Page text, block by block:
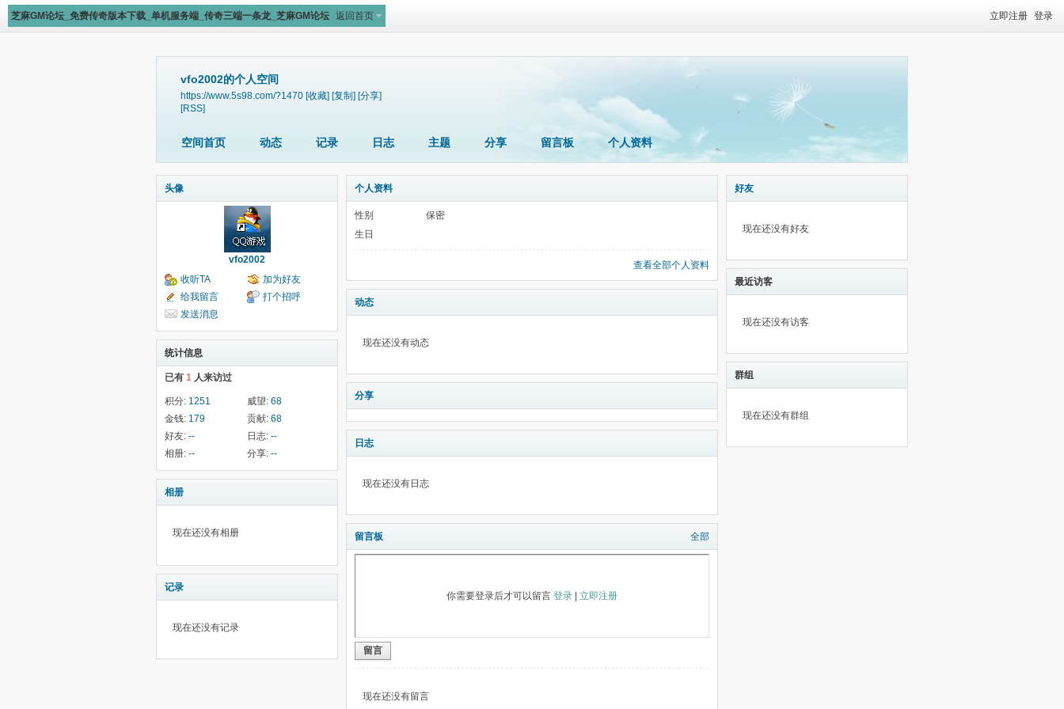
立即注册 登录
芝麻GM论坛_免费传奇版本下载_单机服务端_传奇三端一条龙_芝麻GM论坛 返回首页
vfo2002的个人空间
https://www.5s98.com/?1470 [收藏] [复制] [分享]
[RSS]
空间首页 动态 记录 日志 主题 分享 留言板 个人资料
头像
vfo2002
收听TA
加为好友
给我留言
打个招呼
发送消息
统计信息
已有 1 人来访过
积分: 1251 威望: 68
金钱: 179 贡献: 68
好友: -- 日志: --
相册: -- 分享: --
相册
现在还没有相册
记录
现在还没有记录
个人资料
性别
保密
生日
查看全部个人资料
动态
现在还没有动态
分享
日志
现在还没有日志
留言板 全部
你需要登录后才可以留言 登录 立即注册
留言
现在还没有留言
好友
现在还没有好友
最近访客
现在还没有访客
群组
现在还没有群组